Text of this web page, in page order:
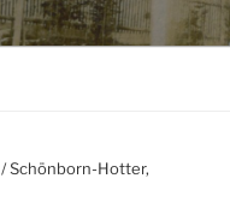
/ Schönborn-Hotter,